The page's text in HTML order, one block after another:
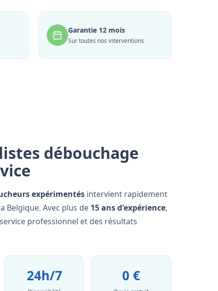
Garantie 12 mois
Sur toutes nos interventions
débouchage
expérimentés intervient rapidement
Belgique. Avec plus de 15 ans d'expérience,
professionnel et des résultats
24h/7 0 €